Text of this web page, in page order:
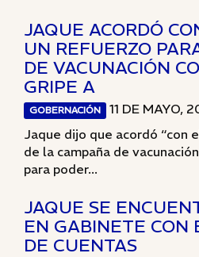
JAQUE ACORDÓ
UN REFUERZO
DE VACUNACIÓN
GRIPE A
GOBERNACIÓN
11 DE MAYO,
Jaque dijo que acordó “con
de la campaña de
para poder...
JAQUE SE
EN GABINETE CON
DE CUENTAS